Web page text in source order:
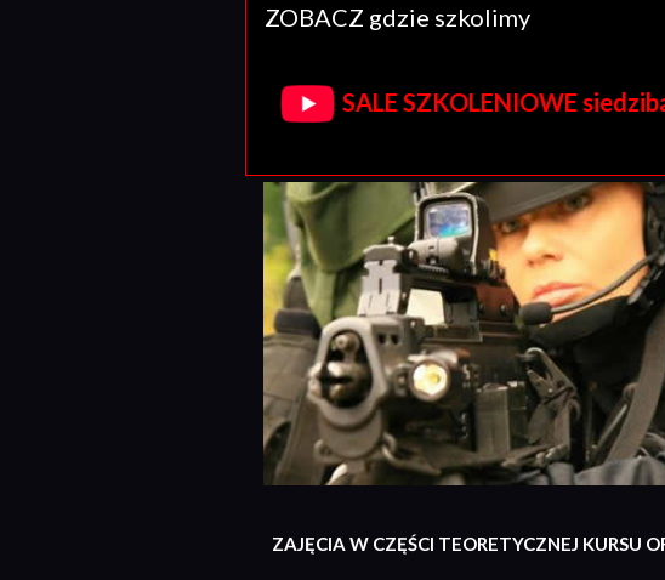
ZOBACZ gdzie szkolimy
SALE SZKOLENIOWE
ZAJĘCIA W CZĘŚCI TEORETYCZNEJ KURSU